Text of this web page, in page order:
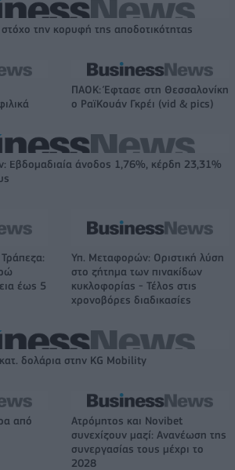
την κορυφή της αποδοτικότητας
ΠΑΟΚ: Έφτασε στη Θεσσαλονίκη
ο ΡαϊΚουάν Γκρέι (vid & pics)
Εβδομαδιαία άνοδος 1,76%, κέρδη 23,31%
έως 5
Υπ. Μεταφορών: Οριστική λύση
στο ζήτημα των πινακίδων
κυκλοφορίας - Τέλος στις
χρονοβόρες διαδικασίες
δολάρια στην KG Mobility
από
Ατρόμητος και Novibet
συνεχίζουν μαζί: Ανανέωση της
συνεργασίας τους μέχρι το
2028